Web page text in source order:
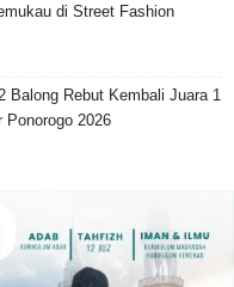
di Street Fashion
Balong Rebut Kembali Juara 1
Ponorogo 2026